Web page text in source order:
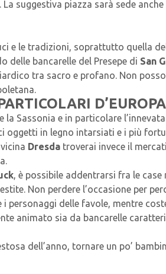
suggestiva piazza sarà sede anche
e le tradizioni, soprattutto quella
delle bancarelle del Presepe di San
tra sacro e profano. Non
D’EUROPA
Sassonia e in particolare
oggetti in legno intarsiati e i più
Dresda troverai invece il
, è possibile addentrarsi fra le
Non perdere l’occasione per
personaggi delle favole, mentre
animato sia da bancarelle
dell’anno, tornare un po’